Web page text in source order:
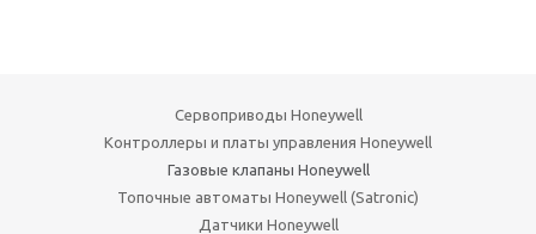
Сервоприводы Honeywell
Контроллеры и платы управления Honeywell
Газовые клапаны Honeywell
Топочные автоматы Honeywell (Satronic)
Датчики Honeywell